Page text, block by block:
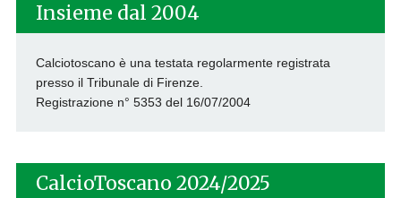
Insieme dal 2004
Calciotoscano è una testata regolarmente registrata
presso il Tribunale di Firenze.
Registrazione n° 5353 del 16/07/2004
CalcioToscano 2024/2025